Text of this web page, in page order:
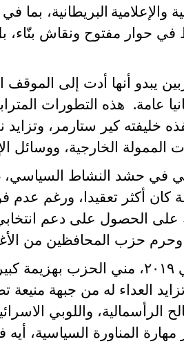
والإعلامية البريطانية،
في حوار مفتوح ونقاش بنّاء،
يبدو أنها أدت إلى الموقف
عامة. هذه التطورات
خليفته كير ستارمر،
الممولة الخارجية، ووسائل
في حشد النشاط السياسي،
كان أكثر تعقيدا، ورغم
أثبت قدرته على الحصول على
حزب المحافظين من
في الانتخابات العامة التي جرت في
كوربين في ٢٠١٧، الي تزايد العداء له
الرأسمالية، واللوبي
المناورة السياسية،